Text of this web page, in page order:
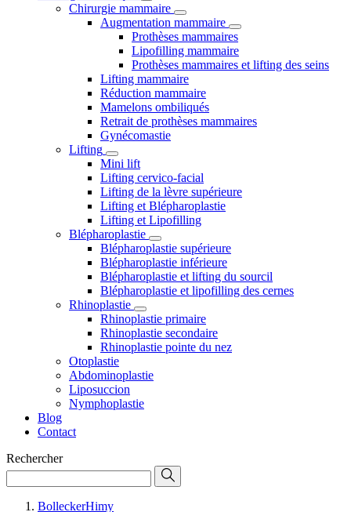
Chirurgie mammaire
Augmentation mammaire
Prothèses mammaires
Lipofilling mammaire
Prothèses mammaires et lifting des seins
Lifting mammaire
Réduction mammaire
Mamelons ombiliqués
Retrait de prothèses mammaires
Gynécomastie
Lifting
Mini lift
Lifting cervico-facial
Lifting de la lèvre supérieure
Lifting et Blépharoplastie
Lifting et Lipofilling
Blépharoplastie
Blépharoplastie supérieure
Blépharoplastie inférieure
Blépharoplastie et lifting du sourcil
Blépharoplastie et lipofilling des cernes
Rhinoplastie
Rhinoplastie primaire
Rhinoplastie secondaire
Rhinoplastie pointe du nez
Otoplastie
Abdominoplastie
Liposuccion
Nymphoplastie
Blog
Contact
Rechercher
BolleckerHimy